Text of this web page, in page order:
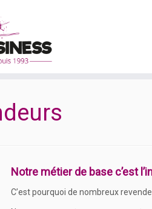
Notre métier de base c’est
C’est pourquoi de nombreux